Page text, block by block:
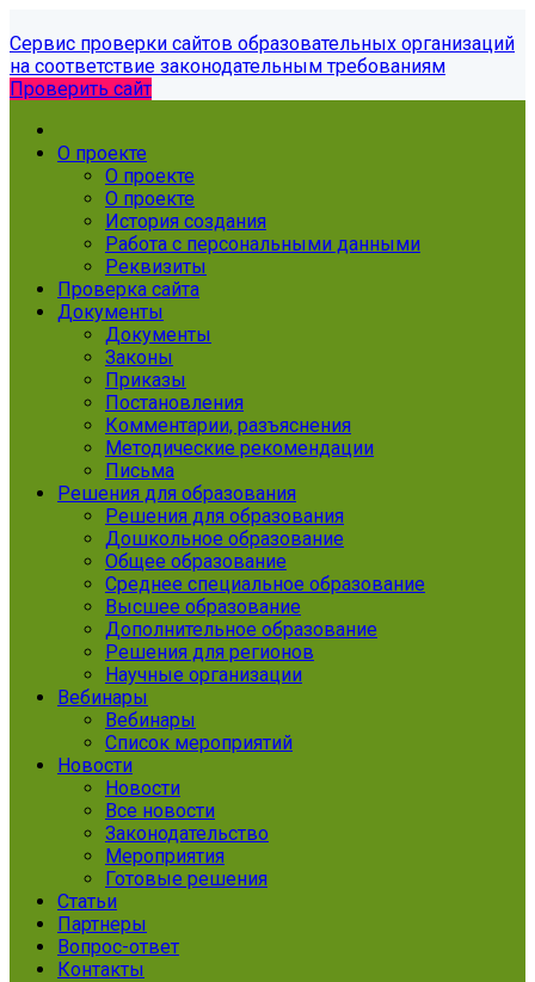
Сервис проверки сайтов образовательных организаций
на соответствие законодательным требованиям
Проверить сайт
О проекте
О проекте
О проекте
История создания
Работа с персональными данными
Реквизиты
Проверка сайта
Документы
Документы
Законы
Приказы
Постановления
Комментарии, разъяснения
Методические рекомендации
Письма
Решения для образования
Решения для образования
Дошкольное образование
Общее образование
Среднее специальное образование
Высшее образование
Дополнительное образование
Решения для регионов
Научные организации
Вебинары
Вебинары
Список мероприятий
Новости
Новости
Все новости
Законодательство
Мероприятия
Готовые решения
Статьи
Партнеры
Вопрос-ответ
Контакты